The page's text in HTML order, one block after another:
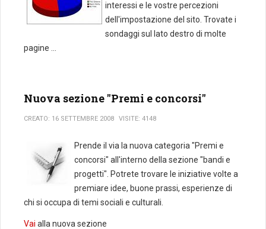
interessi e le vostre percezioni
dell'impostazione del sito. Trovate i
sondaggi sul lato destro di molte
pagine ...
Nuova sezione "Premi e concorsi"
CREATO: 16 SETTEMBRE 2008 VISITE: 4148
Prende il via la nuova categoria "Premi e
concorsi" all'interno della sezione "bandi e
progetti". Potrete trovare le iniziative volte a
premiare idee, buone prassi, esperienze di
chi si occupa di temi sociali e culturali.
Vai alla nuova sezione